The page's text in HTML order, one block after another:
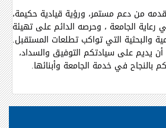
من دعم مستمر، ورؤية قيادية حكيمة،
الجامعة ، وحرصه الدائم على تهيئة
والبحثية التي تواكب تطلعات المستقبل.
يديم على سيادتكم التوفيق والسداد،
بالنجاح في خدمة الجامعة وأبنائها.